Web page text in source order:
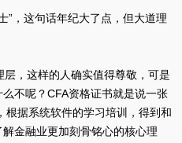
，这句话年纪大了点，但大道理
，这样的人确实值得尊敬，可是
不呢？CFA资格证书就是说一张
根据系统软件的学习培训，得到和
金融业更加刻骨铭心的核心理